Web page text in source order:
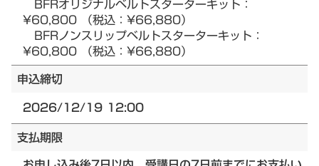
¥60,800 （税込：¥66,880）
BFRノンスリップベルトスターターキット：
¥60,800 （税込：¥66,880）
申込締切
2026/12/19 12:00
支払期限